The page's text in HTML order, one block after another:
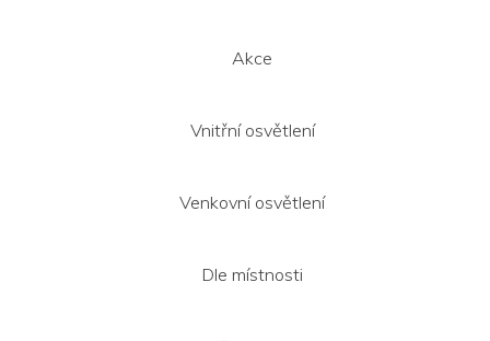
Akce
Vnitřní osvětlení
Venkovní osvětlení
Dle místnosti